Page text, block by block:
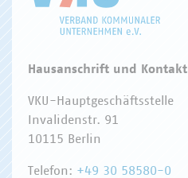
Hausanschrift und Kontakt
VKU-Hauptgeschäftsstelle
Invalidenstr. 91
10115 Berlin
Telefon: +49 30 58580-0